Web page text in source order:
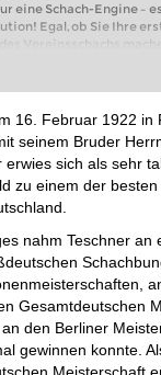
eine Schach-Engine –
Egal, ob Sie Ihre
Vereinsschachs
spielen: Mit
effizienter, intelligenter
16. Februar 1922 in
seinem Bruder
erwies sich als sehr
zu einem der
nahm Teschner an
Gesamtdeutschen
den Berliner
gewinnen konnte.